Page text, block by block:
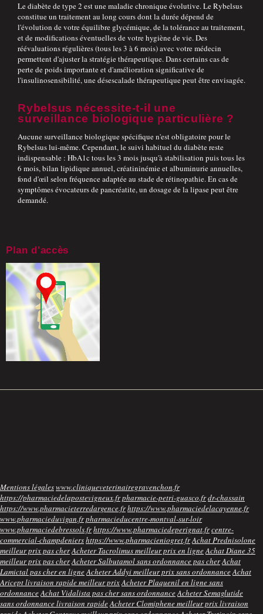
Le diabète de type 2 est une maladie chronique évolutive. Le Rybelsus
constitue un traitement au long cours dont la durée dépend de
l'évolution de votre équilibre glycémique, de la tolérance au traitement,
et de modifications éventuelles de votre hygiène de vie. Des
réévaluations régulières (tous les 3 à 6 mois) avec votre médecin
permettent d'ajuster la stratégie thérapeutique. Dans certains cas de
perte de poids importante et d'amélioration significative de
l'insulinosensibilité, une désescalade thérapeutique peut être envisagée.
Rybelsus nécessite-t-il une
surveillance biologique particulière ?
Aucune surveillance biologique spécifique n'est obligatoire pour le
Rybelsus lui-même. Cependant, le suivi habituel du diabète reste
indispensable : HbA1c tous les 3 mois jusqu'à stabilisation puis tous les
6 mois, bilan lipidique annuel, créatininémie et albuminurie annuelles,
fond d'œil selon fréquence adaptée au stade de rétinopathie. En cas de
symptômes évocateurs de pancréatite, un dosage de la lipase peut être
demandé.
Plan d'accès
Mentions légaleswww.cliniqueveterinairegravenchon.fr
https://pharmaciedelapostevigneux.frpharmacie-petri-guasco.frdr-chassain
https://www.pharmacieterredargence.frhttps://www.pharmaciedelacayenne.fr
www.pharmacieduvigan.frpharmacieducentre-montval-sur-loir
www.pharmaciedebressols.frhttps://www.pharmaciedeperignat.frcentre-
commercial-champdeniershttps://www.pharmacieniogret.frAchat Prednisolone
meilleur prix pas cherAcheter Tacrolimus meilleur prix en ligneAchat Diane 35
meilleur prix pas cherAcheter Salbutamol sans ordonnance pas cherAchat
Lamictal pas cher en ligneAcheter Addyi meilleur prix sans ordonnanceAchat
Aricept livraison rapide meilleur prixAcheter Plaquenil en ligne sans
ordonnanceAchat Vidalista pas cher sans ordonnanceAcheter Semaglutide
sans ordonnance livraison rapideAcheter Clomiphene meilleur prix livraison